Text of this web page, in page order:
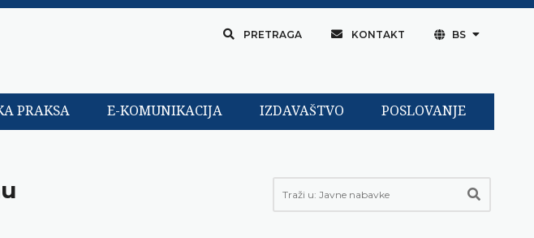
PRETRAGA KONTAKT BS
PRAKSA E-KOMUNIKACIJA IZDAVAŠTVO POSLOVANJE